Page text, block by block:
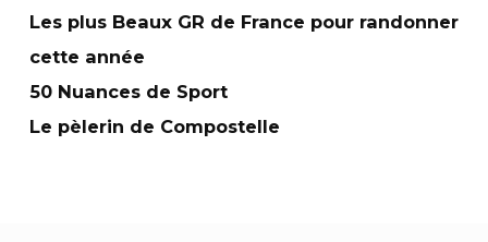
Les plus Beaux GR de France pour randonner
cette année
50 Nuances de Sport
Le pèlerin de Compostelle